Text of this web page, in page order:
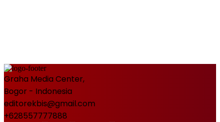
Graha Media Center,
Bogor - Indonesia
editorekbis@gmail.com
+628557777888